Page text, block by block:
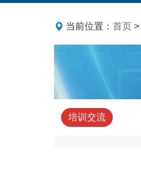
当前位置： 首页 >
培训交流